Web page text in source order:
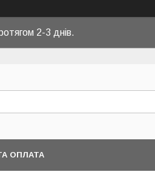
2-3 днів.
ОПЛАТА